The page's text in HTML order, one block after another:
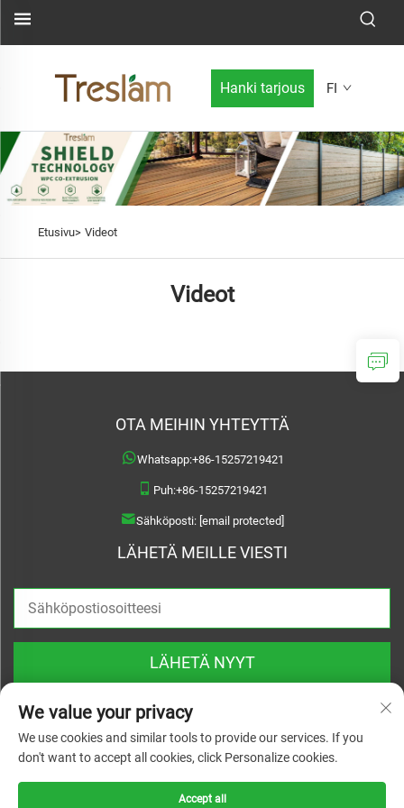
Hanki tarjous FI
Etusivu> Videot
Videot
OTA MEIHIN YHTEYTTÄ
Whatsapp:+86-15257219421
Puh:+86-15257219421
Sähköposti: [email protected]
LÄHETÄ MEILLE VIESTI
LÄHETÄ NYYT
Tietosuojakäytäntö
We value your privacy
We use cookies and similar tools to provide our services. If you
don't want to accept all cookies, click Personalize cookies.
Accept all